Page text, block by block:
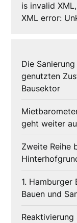
is invalid
XML error:
Die
genutzten
Bausektor
geht weiter
Zweite Reihe
1.
Bauen und